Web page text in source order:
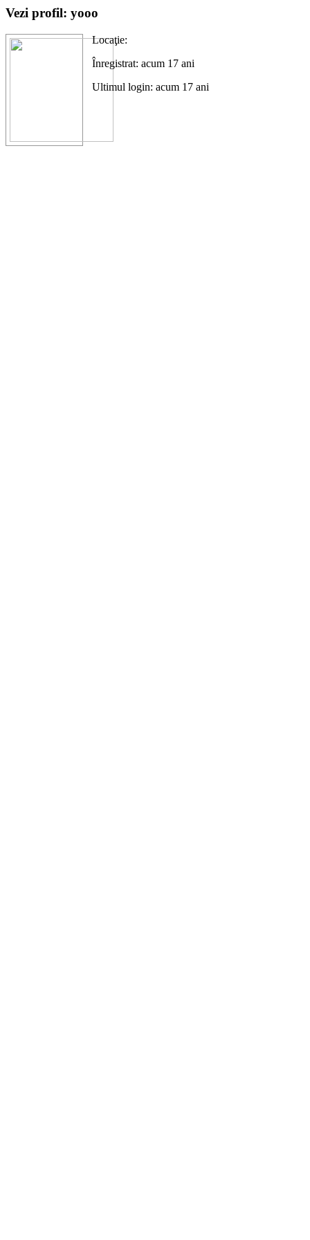
Vezi profil: yooo
Locaţie:
Înregistrat: acum 17 ani
Ultimul login: acum 17 ani